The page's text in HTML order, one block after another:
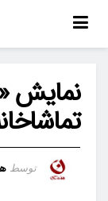
نمایش
توسط